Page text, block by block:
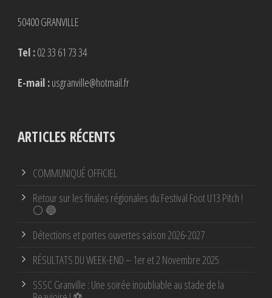
50400 GRANVILLE
Tel :02 33 61 73 34
E-mail :usgranville@hotmail.fr
ARTICLES RÉCENTS
COMMUNIQUÉ OFFICIEL
Retour sur les finales régionales du Festival Foot U13 Pitch !
⚪ 🔵
Détections et portes ouvertes saison 2026-2027
RÉSULTATS DU WEEK-END – 1er et 2 Novembre 2025
SSSC Granville : Une soirée inoubliable au stade de la